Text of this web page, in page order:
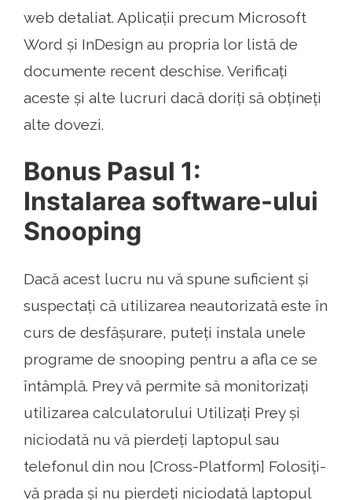
web detaliat. Aplicații precum Microsoft
Word și InDesign au propria lor listă de
documente recent deschise. Verificați
aceste și alte lucruri dacă doriți să obțineți
alte dovezi.
Bonus Pasul 1:
Instalarea software-ului
Snooping
Dacă acest lucru nu vă spune suficient și
suspectați că utilizarea neautorizată este în
curs de desfășurare, puteți instala unele
programe de snooping pentru a afla ce se
întâmplă. Prey vă permite să monitorizați
utilizarea calculatorului Utilizați Prey și
niciodată nu vă pierdeți laptopul sau
telefonul din nou [Cross-Platform] Folosiți-
vă prada și nu pierdeți niciodată laptopul